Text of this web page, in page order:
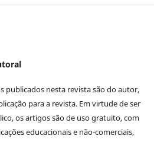
publicados nesta revista são do autor,
para a revista. Em virtude de ser
os artigos são de uso gratuito, com
educacionais e não-comerciais,